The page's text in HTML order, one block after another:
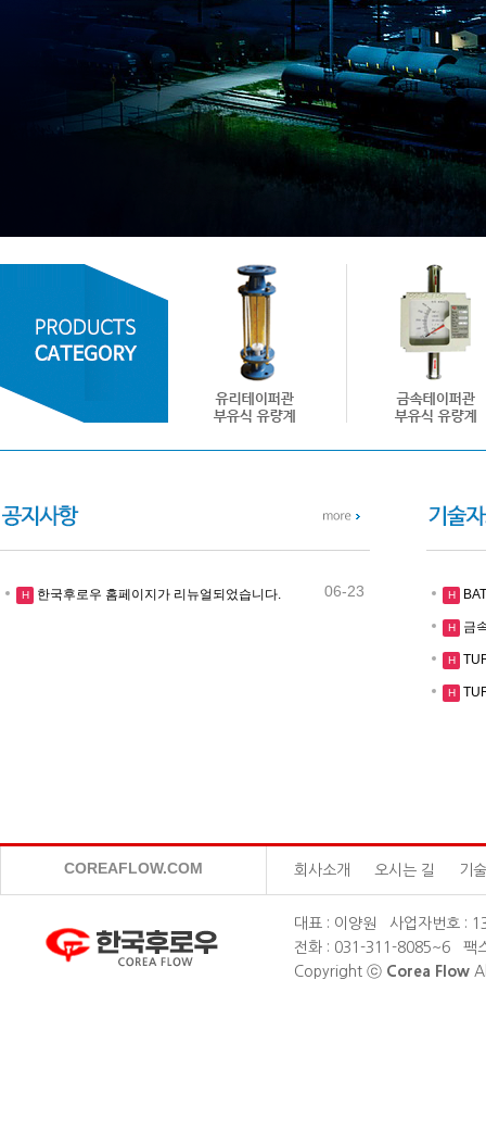
06-23
H 한국후로우 홈페이지가 리뉴얼되었습니다. H
H 금
H
H
COREAFLOW.COM 회사소개 오시는 길 기
대표 : 이양원 사업자번호 :
전화 : 031-311-8085~6 팩
Copyright ⓒ Corea Flow